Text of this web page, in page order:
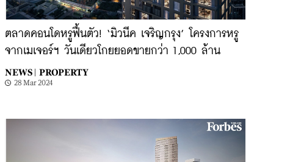
ตลาดคอนโดหรูฟื้นตัว! ‘มิวนีค เจริญกรุง’ โครงการหรู
จากเมเจอร์ฯ วันเดียวโกยยอดขายกว่า 1,000 ล้าน
NEWS | PROPERTY
28 Mar 2024